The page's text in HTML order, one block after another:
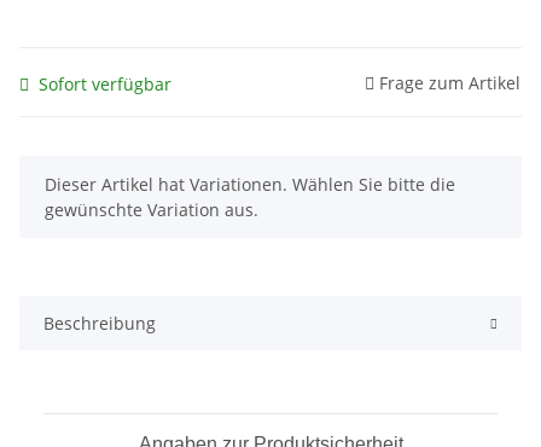
Sofort verfügbar Frage zum Artikel
x
Dieser Artikel hat Variationen. Wählen Sie bitte die
gewünschte Variation aus.
Beschreibung